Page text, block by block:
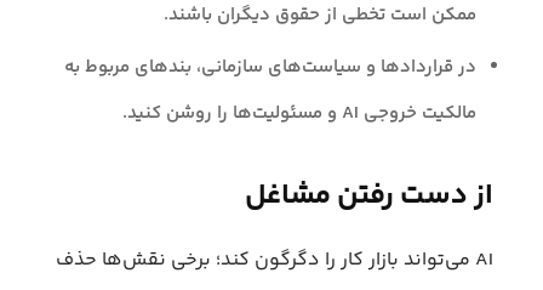
ممکن است تخطی از حقوق دیگران باشند.
در قراردادها و سیاست‌های سازمانی، بندهای مربوط به
مالکیت خروجی AI و مسئولیت‌ها را روشن کنید.
از دست رفتن مشاغل
AI می‌تواند بازار کار را دگرگون کند؛ برخی نقش‌ها حذف